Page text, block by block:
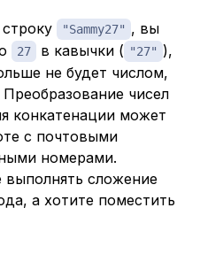
"Sammy27" , вы
27 в кавычки ( "27" ),
не будет числом,
чисел
конкатенации может
с почтовыми
номерами.
сложение
а хотите поместить